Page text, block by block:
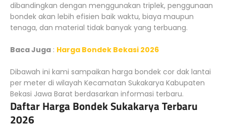
dibandingkan dengan menggunakan triplek, penggunaan
bondek akan lebih efisien baik waktu, biaya maupun
tenaga, dan material tidak banyak yang terbuang.
Baca Juga : Harga Bondek Bekasi 2026
Dibawah ini kami sampaikan harga bondek cor dak lantai
per meter di wilayah Kecamatan Sukakarya Kabupaten
Bekasi Jawa Barat berdasarkan informasi terbaru.
Daftar Harga Bondek Sukakarya Terbaru
2026